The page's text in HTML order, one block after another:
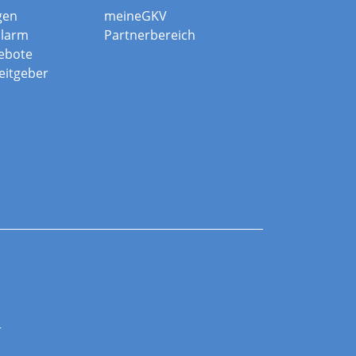
meineGKV
Partnerbereich